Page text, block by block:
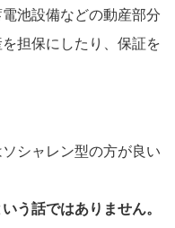
池設備などの動産部分
担保にしたり、保証を
シャレン型の方が良い
う話ではありません。